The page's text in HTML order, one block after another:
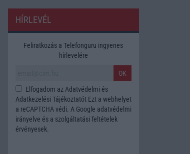
HÍRLEVÉL
Feliratkozás a Telefonguru ingyenes
hírlevelére
OK
Elfogadom az Adatvédelmi és
Adatkezelési TájékoztatótEzt a webhelyet
a reCAPTCHA védi. A Google adatvédelmi
irányelve és a szolgáltatási feltételek
érvényesek.